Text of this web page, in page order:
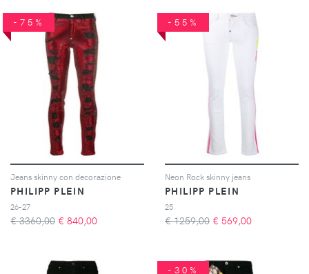
-75%
Jeans skinny con decorazione
PHILIPP PLEIN
26-27
€ 3360,00 € 840,00
-55%
Neon Rock skinny jeans
PHILIPP PLEIN
25
€ 1259,00 € 569,00
-30%